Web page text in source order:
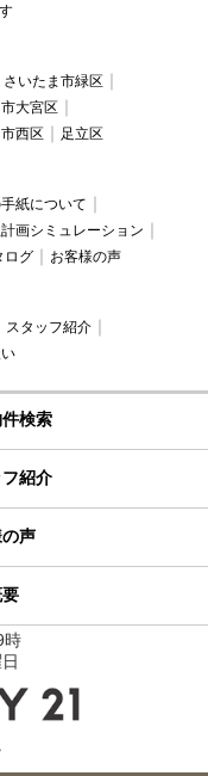
さいたま市緑区
大宮区
西区 足立区
紙について
画シミュレーション
ログ お客様の声
スタッフ紹介
検索
紹介
声
時